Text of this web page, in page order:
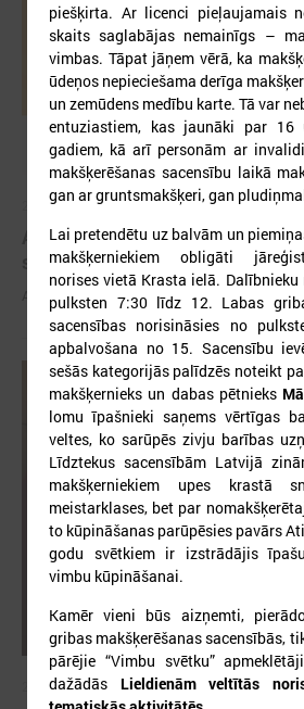
2026. gada 03. jūnijs
Aicina pašvaldības pieteikties
sākas ar Tevi!"
Aicina pašvaldības pieteikties mācībām
2026. gada 26. maijs
piešķirta. Ar licenci pieļaujamais
skaits saglabājas nemainīgs –
vimbas. Tāpat jāņem vērā, ka
ūdeņos nepieciešama derīga
un zemūdens medību karte. Tā var
entuziastiem, kas jaunāki par
gadiem, kā arī personām ar
makšķerēšanas sacensību laikā
gan ar gruntsmakšķeri, gan
Lai pretendētu uz balvām un
makšķerniekiem obligāti
norises vietā Krasta ielā.
pulksten 7:30 līdz 12. Labas
sacensības norisināsies no
apbalvošana no 15. Sacensību
sešās kategorijās palīdzēs noteikt
makšķernieks un dabas pētnieks
lomu īpašnieki saņems vērtīgas
veltes, ko sarūpēs zivju barības
Līdztekus sacensībām Latvijā
makšķerniekiem upes krastā
meistarklases, bet par
to kūpināšanas parūpēsies pavārs
godu svētkiem ir izstrādājis
vimbu kūpināšanai.
Kamēr vieni būs aizņemti,
gribas makšķerēšanas sacensībās,
pārējie “Vimbu svētku”
dažādās Lieldienām veltītās